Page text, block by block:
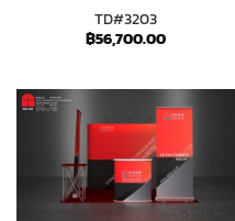
TD#3203
฿56,700.00